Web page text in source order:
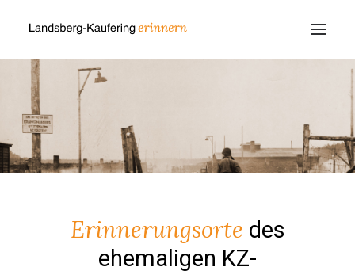
Erinnerungsorte des
ehemaligen KZ-